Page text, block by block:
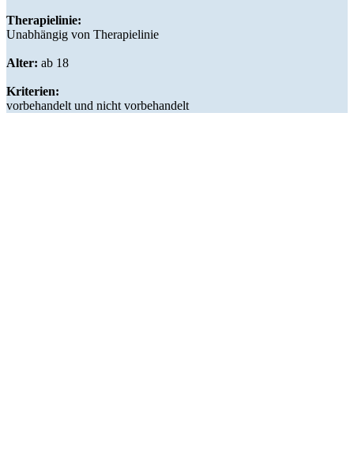
Therapielinie:
Unabhängig von Therapielinie
Alter: ab 18
Kriterien:
vorbehandelt und nicht vorbehandelt